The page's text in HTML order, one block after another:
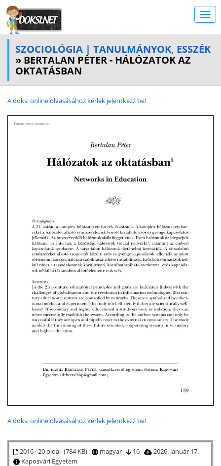
SZOCIOLÓGIA | TANULMÁNYOK, ESSZÉK
» BERTALAN PÉTER - HÁLÓZATOK AZ
OKTATÁSBAN
A doksi online olvasásához kérlek jelentkezz be!
A doksi online olvasásához kérlek jelentkezz be!
2016 · 20 oldal (784 KB) magyar 16
2026. január 17.
Kaposvári Egyetem